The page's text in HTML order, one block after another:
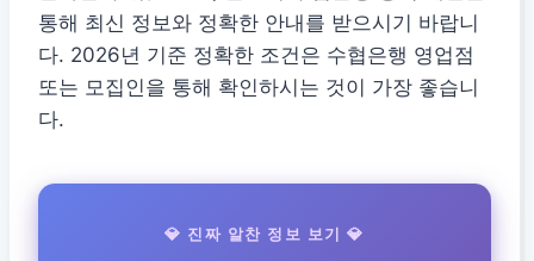
통해 최신 정보와 정확한 안내를 받으시기 바랍니
다. 2026년 기준 정확한 조건은 수협은행 영업점
또는 모집인을 통해 확인하시는 것이 가장 좋습니
다.
💎 진짜 알찬 정보 보기 💎